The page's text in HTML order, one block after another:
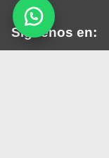
Siguenos en: